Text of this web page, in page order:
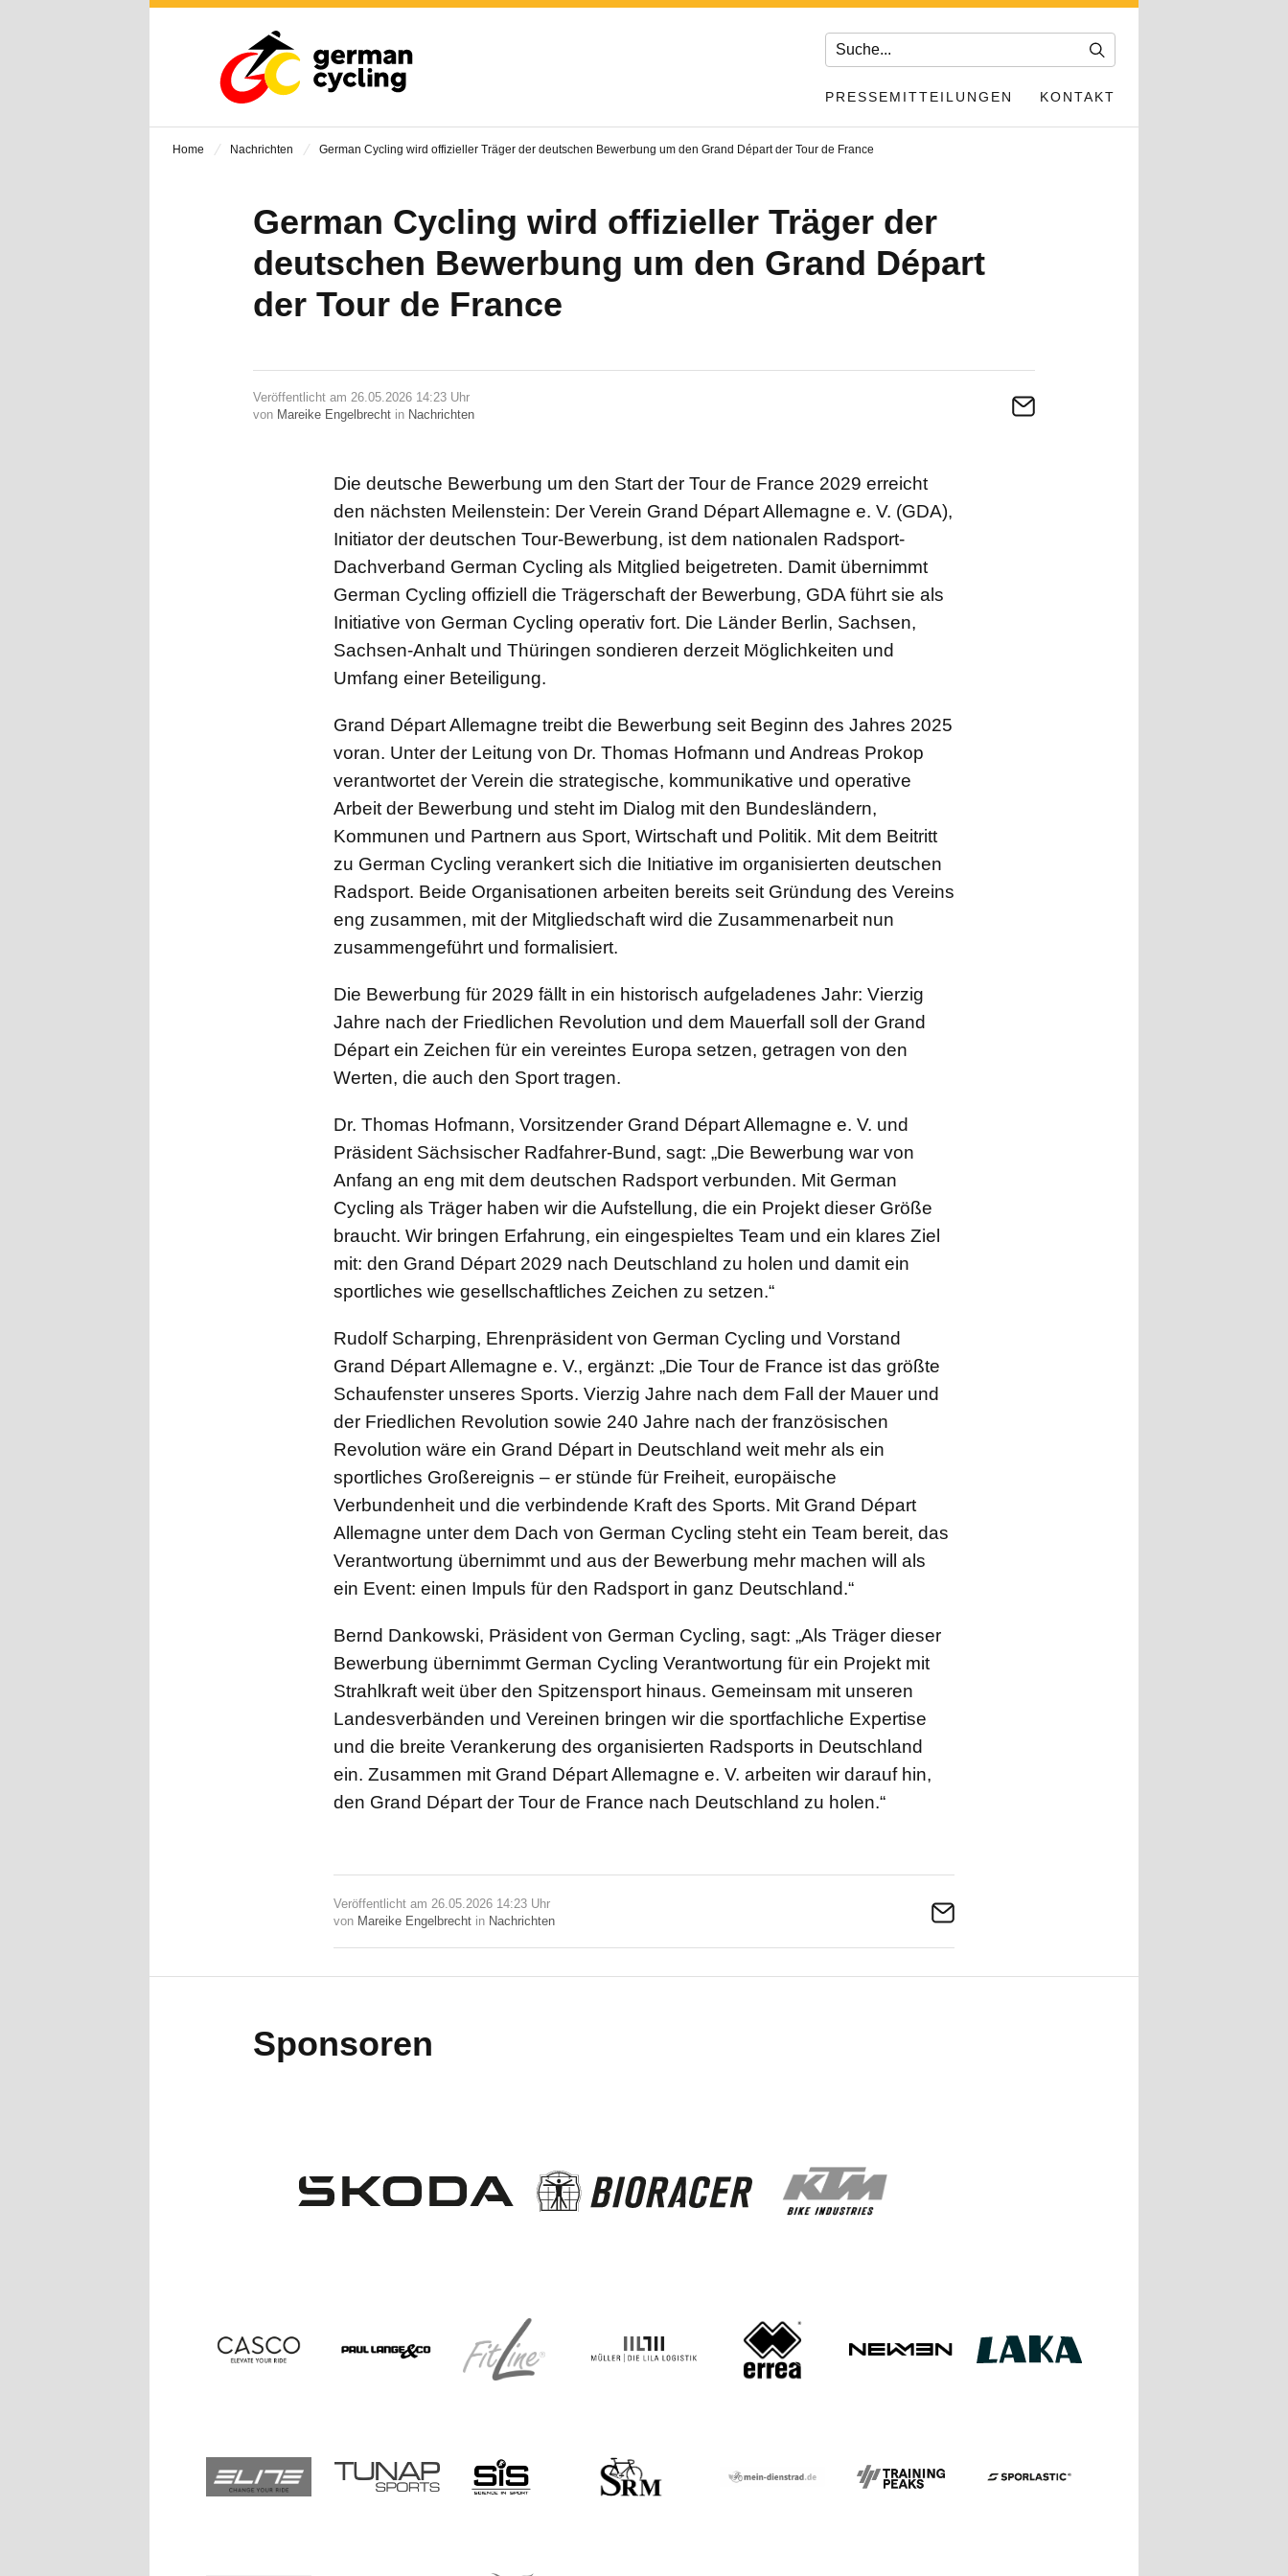
PRESSEMITTEILUNGEN KONTAKT
Home Nachrichten German Cycling wird offizieller Träger der deutschen Bewerbung um den Grand Départ der Tour de France
German Cycling wird offizieller Träger der
deutschen Bewerbung um den Grand Départ
der Tour de France
Veröffentlicht am 26.05.2026 14:23 Uhr
von Mareike Engelbrecht in Nachrichten
Die deutsche Bewerbung um den Start der Tour de France 2029 erreicht
den nächsten Meilenstein: Der Verein Grand Départ Allemagne e. V. (GDA),
Initiator der deutschen Tour-Bewerbung, ist dem nationalen Radsport-
Dachverband German Cycling als Mitglied beigetreten. Damit übernimmt
German Cycling offiziell die Trägerschaft der Bewerbung, GDA führt sie als
Initiative von German Cycling operativ fort. Die Länder Berlin, Sachsen,
Sachsen-Anhalt und Thüringen sondieren derzeit Möglichkeiten und
Umfang einer Beteiligung.
Grand Départ Allemagne treibt die Bewerbung seit Beginn des Jahres 2025
voran. Unter der Leitung von Dr. Thomas Hofmann und Andreas Prokop
verantwortet der Verein die strategische, kommunikative und operative
Arbeit der Bewerbung und steht im Dialog mit den Bundesländern,
Kommunen und Partnern aus Sport, Wirtschaft und Politik. Mit dem Beitritt
zu German Cycling verankert sich die Initiative im organisierten deutschen
Radsport. Beide Organisationen arbeiten bereits seit Gründung des Vereins
eng zusammen, mit der Mitgliedschaft wird die Zusammenarbeit nun
zusammengeführt und formalisiert.
Die Bewerbung für 2029 fällt in ein historisch aufgeladenes Jahr: Vierzig
Jahre nach der Friedlichen Revolution und dem Mauerfall soll der Grand
Départ ein Zeichen für ein vereintes Europa setzen, getragen von den
Werten, die auch den Sport tragen.
Dr. Thomas Hofmann, Vorsitzender Grand Départ Allemagne e. V. und
Präsident Sächsischer Radfahrer-Bund, sagt: „Die Bewerbung war von
Anfang an eng mit dem deutschen Radsport verbunden. Mit German
Cycling als Träger haben wir die Aufstellung, die ein Projekt dieser Größe
braucht. Wir bringen Erfahrung, ein eingespieltes Team und ein klares Ziel
mit: den Grand Départ 2029 nach Deutschland zu holen und damit ein
sportliches wie gesellschaftliches Zeichen zu setzen.“
Rudolf Scharping, Ehrenpräsident von German Cycling und Vorstand
Grand Départ Allemagne e. V., ergänzt: „Die Tour de France ist das größte
Schaufenster unseres Sports. Vierzig Jahre nach dem Fall der Mauer und
der Friedlichen Revolution sowie 240 Jahre nach der französischen
Revolution wäre ein Grand Départ in Deutschland weit mehr als ein
sportliches Großereignis – er stünde für Freiheit, europäische
Verbundenheit und die verbindende Kraft des Sports. Mit Grand Départ
Allemagne unter dem Dach von German Cycling steht ein Team bereit, das
Verantwortung übernimmt und aus der Bewerbung mehr machen will als
ein Event: einen Impuls für den Radsport in ganz Deutschland.“
Bernd Dankowski, Präsident von German Cycling, sagt: „Als Träger dieser
Bewerbung übernimmt German Cycling Verantwortung für ein Projekt mit
Strahlkraft weit über den Spitzensport hinaus. Gemeinsam mit unseren
Landesverbänden und Vereinen bringen wir die sportfachliche Expertise
und die breite Verankerung des organisierten Radsports in Deutschland
ein. Zusammen mit Grand Départ Allemagne e. V. arbeiten wir darauf hin,
den Grand Départ der Tour de France nach Deutschland zu holen.“
Veröffentlicht am 26.05.2026 14:23 Uhr
von Mareike Engelbrecht in Nachrichten
Sponsoren